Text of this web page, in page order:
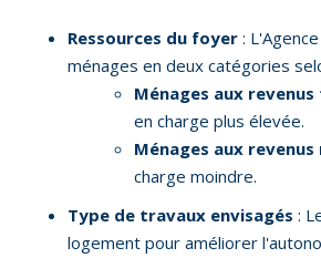
Ressources du foyer:
ménages en deux catégories
Ménages aux
en charge plus élevée.
Ménages aux
charge moindre.
Type de travaux envisagés :
logement pour améliorer